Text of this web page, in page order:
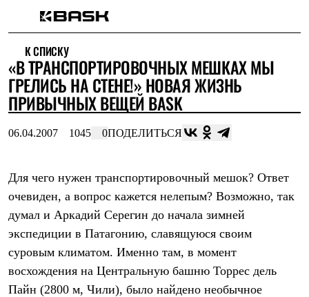
Интернет-магазин
Мужская одежда
Утепленная пухом
Куртки
Брюки
Комбинезоны
Штормовая одежда
Куртки
Софтшелл одежда
Куртки
Брюки
Флисовая одежда
Куртки
Брюки
К СПИСКУ
«В ТРАНСПОРТИРОВОЧНЫХ МЕШКАХ МЫ
ГРЕЛИСЬ НА СТЕНЕ!» НОВАЯ ЖИЗНЬ
ПРИВЫЧНЫХ ВЕЩЕЙ BASK
06.04.2007 1045 0ПОДЕЛИТЬСЯ
Для чего нужен транспортировочный мешок? Ответ
очевиден, а вопрос кажется нелепым? Возможно, так
думал и Аркадий Серегин до начала зимней
экспедиции в Патагонию, славящуюся своим
суровым климатом. Именно там, в момент
восхождения на Центральную башню Торрес дель
Пайн (2800 м, Чили), было найдено необычное